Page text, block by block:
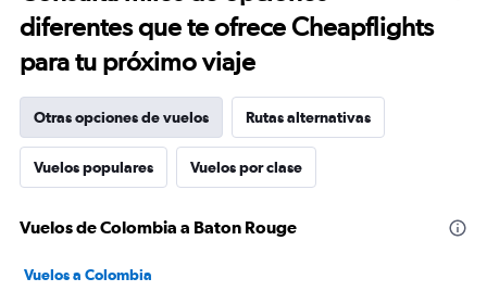
diferentes que te ofrece Cheapflights
para tu próximo viaje
Otras opciones de vuelos Rutas alternativas
Vuelos populares Vuelos por clase
Vuelos de Colombia a Baton Rouge
Vuelos a Colombia